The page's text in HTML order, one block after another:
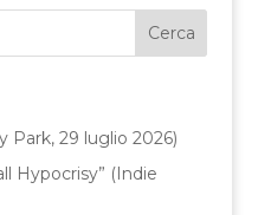
Park, 29 luglio 2026)
Hypocrisy” (Indie